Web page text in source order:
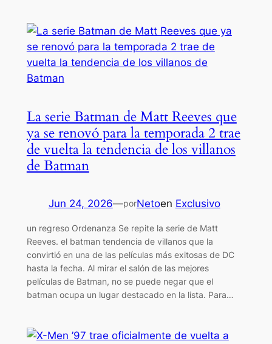
La serie Batman de Matt Reeves que
ya se renovó para la temporada 2 trae
de vuelta la tendencia de los villanos
de Batman
Jun 24, 2026—porNetoen Exclusivo
un regreso Ordenanza Se repite la serie de Matt
Reeves. el batman tendencia de villanos que la
convirtió en una de las películas más exitosas de DC
hasta la fecha. Al mirar el salón de las mejores
películas de Batman, no se puede negar que el
batman ocupa un lugar destacado en la lista. Para…